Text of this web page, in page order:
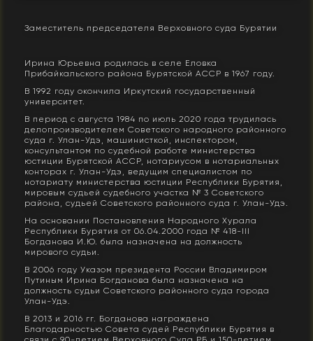
Заместитель председателя Верховного суда Бурятии
Ирина Юрьевна родилась в селе Еловка
Прибайкальского района Бурятской АССР в 1967 году.
В 1992 году окончила Иркутский государственный
университет.
В период с августа 1984 по июль 2020 года трудилась
делопроизводителем Советского народного районного
суда г. Улан-Удэ, машинисткой, инспектором,
консультантом по судебной работе министерства
юстиции Бурятской АССР, нотариусом в нотариальных
конторах г. Улан-Удэ, ведущим специалистом по
нотариату министерства юстиции Республики Бурятия,
мировым судьей судебного участка № 3 Советского
района, судьей Советского районного суда г. Улан-Удэ.
На основании Постановления Народного Хурала
Республики Бурятия от 06.04.2000 года № 418-III
Богданова И.Ю. была назначена на должность
мирового судьи.
В 2006 году Указом президента России Владимиром
Путиным Ирина Богданова была назначена на
должность судьи Советского районного суда города
Улан-Удэ.
В 2013 и 2016 гг. Богданова награждена
Благодарностью Совета судей Республики Бурятия в